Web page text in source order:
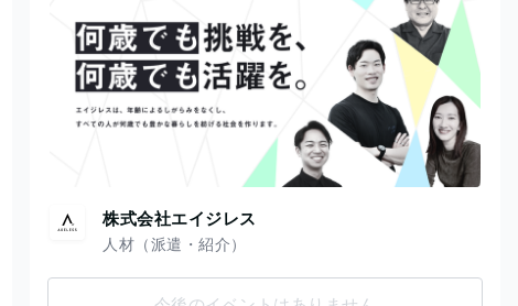
株式会社エイジレス
人材（派遣・紹介）